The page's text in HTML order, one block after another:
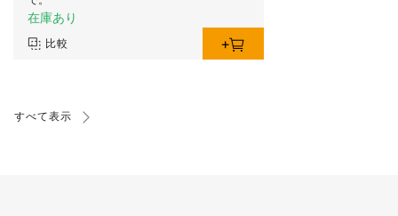
在庫あり
比較
すべて表示